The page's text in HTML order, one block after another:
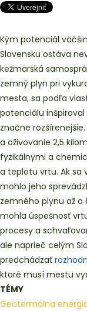
Kým potenciál
Slovensku ostáva
kežmarská
zemný plyn pri
mesta, sa podľa
potenciálu
značne
a oživovanie 2,5
fyzikálnymi a
a teplotu vrtu. Ak sa
mohlo jeho
zemného plynu až
mohla úspešnosť
procesy a
ale naprieč celým
predchádzať
ktoré musí mestu
TÉMY
Geotermálna